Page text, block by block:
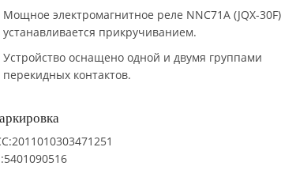
Мощное электромагнитное реле NNC71A (JQX-30F)
устанавливается прикручиванием.
Устройство оснащено одной и двумя группами
перекидных контактов.